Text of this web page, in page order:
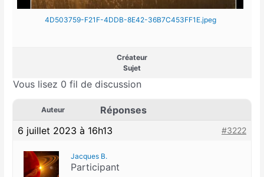
4D503759-F21F-4DDB-8E42-36B7C453FF1E.jpeg
Créateur
Sujet
Vous lisez 0 fil de discussion
Auteur
Réponses
6 juillet 2023 à 16h13
#3222
Jacques B.
Participant